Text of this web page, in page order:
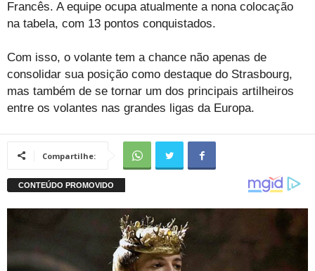
Francês. A equipe ocupa atualmente a nona colocação
na tabela, com 13 pontos conquistados.
Com isso, o volante tem a chance não apenas de
consolidar sua posição como destaque do Strasbourg,
mas também de se tornar um dos principais artilheiros
entre os volantes nas grandes ligas da Europa.
Compartilhe: